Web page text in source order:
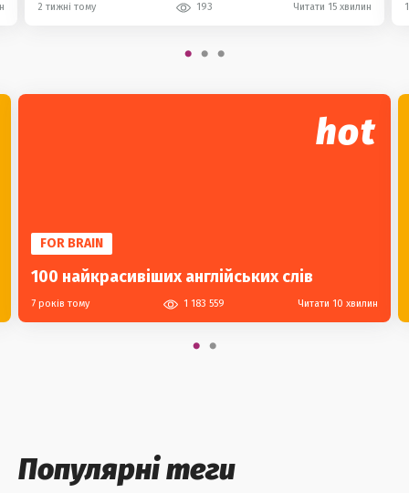
2 тижні тому 193 Читати 15 хвилин
hot
FOR BRAIN
100 найкрасивіших англійських слів
7 років тому 1 183 559 Читати 10 хвилин
Популярні теги